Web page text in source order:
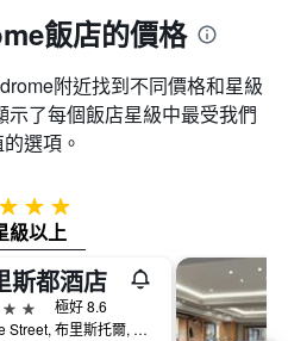
飯店的價格
附近找到不同價格和星級
了每個飯店星級中最受我們
選項。
4星級
級以上
斯都酒店
極好 8.6
Prince Street, 布里斯托爾, 英國